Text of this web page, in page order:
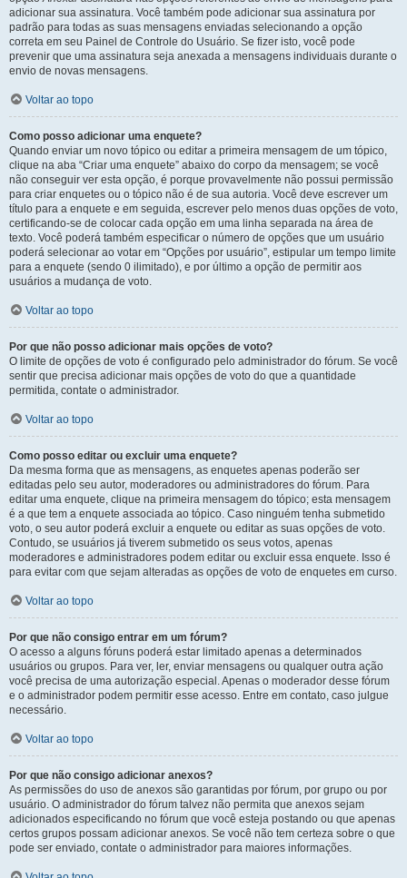
adicionar sua assinatura. Você também pode adicionar sua assinatura por
padrão para todas as suas mensagens enviadas selecionando a opção
correta em seu Painel de Controle do Usuário. Se fizer isto, você pode
prevenir que uma assinatura seja anexada a mensagens individuais durante o
envio de novas mensagens.
Voltar ao topo
Como posso adicionar uma enquete?
Quando enviar um novo tópico ou editar a primeira mensagem de um tópico,
clique na aba “Criar uma enquete” abaixo do corpo da mensagem; se você
não conseguir ver esta opção, é porque provavelmente não possui permissão
para criar enquetes ou o tópico não é de sua autoria. Você deve escrever um
título para a enquete e em seguida, escrever pelo menos duas opções de voto,
certificando-se de colocar cada opção em uma linha separada na área de
texto. Você poderá também especificar o número de opções que um usuário
poderá selecionar ao votar em “Opções por usuário”, estipular um tempo limite
para a enquete (sendo 0 ilimitado), e por último a opção de permitir aos
usuários a mudança de voto.
Voltar ao topo
Por que não posso adicionar mais opções de voto?
O limite de opções de voto é configurado pelo administrador do fórum. Se você
sentir que precisa adicionar mais opções de voto do que a quantidade
permitida, contate o administrador.
Voltar ao topo
Como posso editar ou excluir uma enquete?
Da mesma forma que as mensagens, as enquetes apenas poderão ser
editadas pelo seu autor, moderadores ou administradores do fórum. Para
editar uma enquete, clique na primeira mensagem do tópico; esta mensagem
é a que tem a enquete associada ao tópico. Caso ninguém tenha submetido
voto, o seu autor poderá excluir a enquete ou editar as suas opções de voto.
Contudo, se usuários já tiverem submetido os seus votos, apenas
moderadores e administradores podem editar ou excluir essa enquete. Isso é
para evitar com que sejam alteradas as opções de voto de enquetes em curso.
Voltar ao topo
Por que não consigo entrar em um fórum?
O acesso a alguns fóruns poderá estar limitado apenas a determinados
usuários ou grupos. Para ver, ler, enviar mensagens ou qualquer outra ação
você precisa de uma autorização especial. Apenas o moderador desse fórum
e o administrador podem permitir esse acesso. Entre em contato, caso julgue
necessário.
Voltar ao topo
Por que não consigo adicionar anexos?
As permissões do uso de anexos são garantidas por fórum, por grupo ou por
usuário. O administrador do fórum talvez não permita que anexos sejam
adicionados especificando no fórum que você esteja postando ou que apenas
certos grupos possam adicionar anexos. Se você não tem certeza sobre o que
pode ser enviado, contate o administrador para maiores informações.